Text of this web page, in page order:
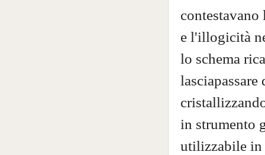
e l'illogicità
lo schema
in strumento
utilizzabile in